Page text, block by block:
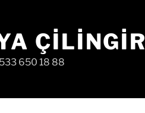
ÇILINGIR
650 18 88